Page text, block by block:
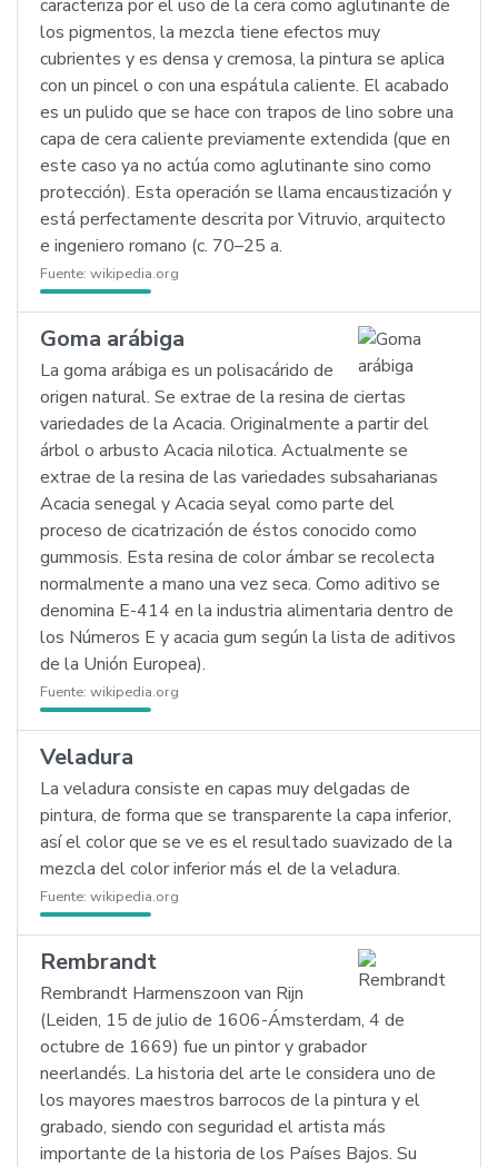
caracteriza por el uso de la cera como aglutinante de
los pigmentos, la mezcla tiene efectos muy
cubrientes y es densa y cremosa, la pintura se aplica
con un pincel o con una espátula caliente. El acabado
es un pulido que se hace con trapos de lino sobre una
capa de cera caliente previamente extendida (que en
este caso ya no actúa como aglutinante sino como
protección). Esta operación se llama encaustización y
está perfectamente descrita por Vitruvio, arquitecto
e ingeniero romano (c. 70–25 a.
Fuente: wikipedia.org
Goma arábiga
La goma arábiga es un polisacárido de
origen natural. Se extrae de la resina de ciertas
variedades de la Acacia. Originalmente a partir del
árbol o arbusto Acacia nilotica. Actualmente se
extrae de la resina de las variedades subsaharianas
Acacia senegal y Acacia seyal como parte del
proceso de cicatrización de éstos conocido como
gummosis. Esta resina de color ámbar se recolecta
normalmente a mano una vez seca. Como aditivo se
denomina E-414 en la industria alimentaria dentro de
los Números E y acacia gum según la lista de aditivos
de la Unión Europea).
Fuente: wikipedia.org
Veladura
La veladura consiste en capas muy delgadas de
pintura, de forma que se transparente la capa inferior,
así el color que se ve es el resultado suavizado de la
mezcla del color inferior más el de la veladura.
Fuente: wikipedia.org
Rembrandt
Rembrandt Harmenszoon van Rijn
(Leiden, 15 de julio de 1606-Ámsterdam, 4 de
octubre de 1669) fue un pintor y grabador
neerlandés. La historia del arte le considera uno de
los mayores maestros barrocos de la pintura y el
grabado, siendo con seguridad el artista más
importante de la historia de los Países Bajos. Su